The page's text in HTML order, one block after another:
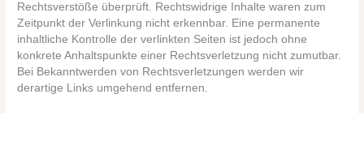
Rechtsverstöße überprüft. Rechtswidrige Inhalte waren zum
Zeitpunkt der Verlinkung nicht erkennbar. Eine permanente
inhaltliche Kontrolle der verlinkten Seiten ist jedoch ohne
konkrete Anhaltspunkte einer Rechtsverletzung nicht zumutbar.
Bei Bekanntwerden von Rechtsverletzungen werden wir
derartige Links umgehend entfernen.